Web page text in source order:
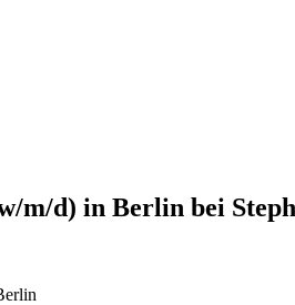
m/d) in Berlin bei